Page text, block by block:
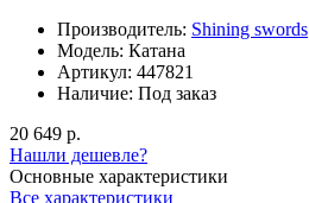
Производитель: Shining swords
Модель: Катана
Артикул: 447821
Наличие: Под заказ
20 649 р.
Нашли дешевле?
Основные характеристики
Все характеристики